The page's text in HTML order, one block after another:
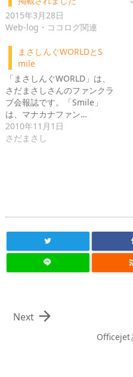
2015年3月28日
Web-log・ココログ関連
まさしんぐWORLDとS
mile
「まさしんぐWORLD」は、
さだまさしさんのファンクラ
ブ会報誌です。「Smile」
は、マナカナファン…
2010年11月1日
さだまさし
Officejet

Next